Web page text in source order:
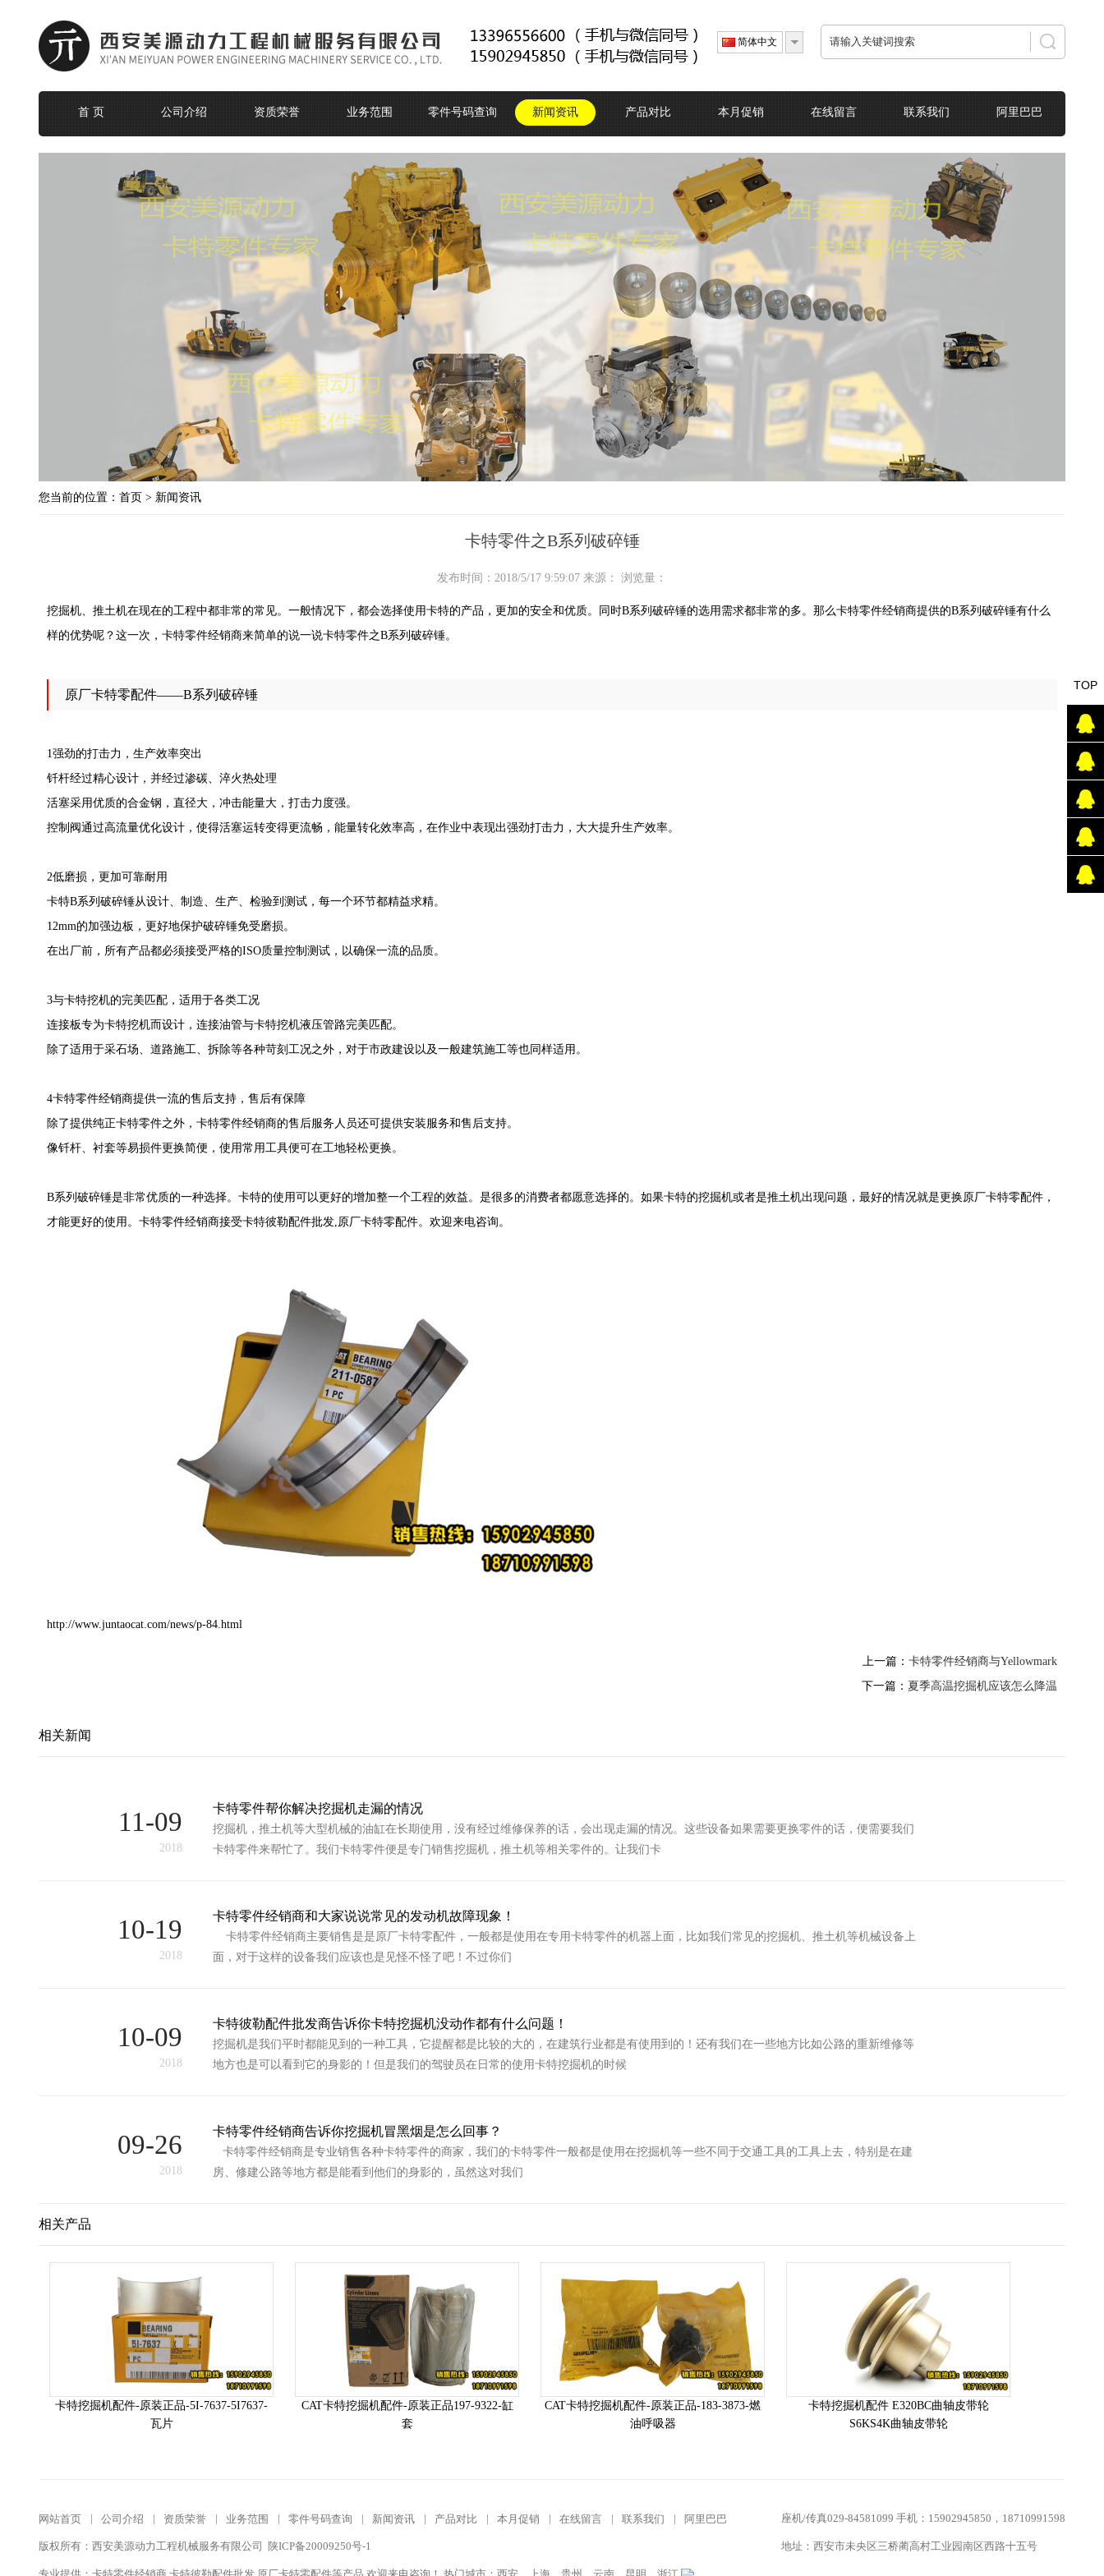
简体中文
首 页 公司介绍 资质荣誉 业务范围 零件号码查询 新闻资讯 产品对比 本月促销 在线留言 联系我们 阿里巴巴
TOP
您当前的位置： 首页 > 新闻资讯
卡特零件之B系列破碎锤
发布时间：2018/5/17 9:59:07 来源： 浏览量：
挖掘机、推土机在现在的工程中都非常的常见。一般情况下，都会选择使用卡特的产品，更加的安全和优质。同时B系列破碎锤的选用需求都非常的多。那么卡特零件经销商提供的B系列破碎锤有什么
样的优势呢？这一次，卡特零件经销商来简单的说一说卡特零件之B系列破碎锤。
原厂卡特零配件——B系列破碎锤
1强劲的打击力，生产效率突出
钎杆经过精心设计，并经过渗碳、淬火热处理
活塞采用优质的合金钢，直径大，冲击能量大，打击力度强。
控制阀通过高流量优化设计，使得活塞运转变得更流畅，能量转化效率高，在作业中表现出强劲打击力，大大提升生产效率。
2低磨损，更加可靠耐用
卡特B系列破碎锤从设计、制造、生产、检验到测试，每一个环节都精益求精。
12mm的加强边板，更好地保护破碎锤免受磨损。
在出厂前，所有产品都必须接受严格的ISO质量控制测试，以确保一流的品质。
3与卡特挖机的完美匹配，适用于各类工况
连接板专为卡特挖机而设计，连接油管与卡特挖机液压管路完美匹配。
除了适用于采石场、道路施工、拆除等各种苛刻工况之外，对于市政建设以及一般建筑施工等也同样适用。
4卡特零件经销商提供一流的售后支持，售后有保障
除了提供纯正卡特零件之外，卡特零件经销商的售后服务人员还可提供安装服务和售后支持。
像钎杆、衬套等易损件更换简便，使用常用工具便可在工地轻松更换。
B系列破碎锤是非常优质的一种选择。卡特的使用可以更好的增加整一个工程的效益。是很多的消费者都愿意选择的。如果卡特的挖掘机或者是推土机出现问题，最好的情况就是更换原厂卡特零配件，
才能更好的使用。卡特零件经销商接受卡特彼勒配件批发,原厂卡特零配件。欢迎来电咨询。
http://www.juntaocat.com/news/p-84.html
上一篇： 卡特零件经销商与Yellowmark
下一篇： 夏季高温挖掘机应该怎么降温
相关新闻
11-09
2018
卡特零件帮你解决挖掘机走漏的情况
挖掘机，推土机等大型机械的油缸在长期使用，没有经过维修保养的话，会出现走漏的情况。这些设备如果需要更换零件的话，便需要我们
卡特零件来帮忙了。我们卡特零件便是专门销售挖掘机，推土机等相关零件的。让我们卡
10-19
2018
卡特零件经销商和大家说说常见的发动机故障现象！
卡特零件经销商主要销售是是原厂卡特零配件，一般都是使用在专用卡特零件的机器上面，比如我们常见的挖掘机、推土机等机械设备上
面，对于这样的设备我们应该也是见怪不怪了吧！不过你们
10-09
2018
卡特彼勒配件批发商告诉你卡特挖掘机没动作都有什么问题！
挖掘机是我们平时都能见到的一种工具，它提醒都是比较的大的，在建筑行业都是有使用到的！还有我们在一些地方比如公路的重新维修等
地方也是可以看到它的身影的！但是我们的驾驶员在日常的使用卡特挖掘机的时候
09-26
2018
卡特零件经销商告诉你挖掘机冒黑烟是怎么回事？
卡特零件经销商是专业销售各种卡特零件的商家，我们的卡特零件一般都是使用在挖掘机等一些不同于交通工具的工具上去，特别是在建
房、修建公路等地方都是能看到他们的身影的，虽然这对我们
相关产品
卡特挖掘机配件-原装正品-5I-7637-5I7637-
瓦片
CAT卡特挖掘机配件-原装正品197-9322-缸
套
CAT卡特挖掘机配件-原装正品-183-3873-燃
油呼吸器
卡特挖掘机配件 E320BC曲轴皮带轮
S6KS4K曲轴皮带轮
网站首页 | 公司介绍 | 资质荣誉 | 业务范围 | 零件号码查询 | 新闻资讯 | 产品对比 | 本月促销 | 在线留言 | 联系我们 | 阿里巴巴
版权所有：西安美源动力工程机械服务有限公司 陕ICP备20009250号-1
座机/传真029-84581099 手机：15902945850，18710991598
地址：西安市未央区三桥蔺高村工业园南区西路十五号